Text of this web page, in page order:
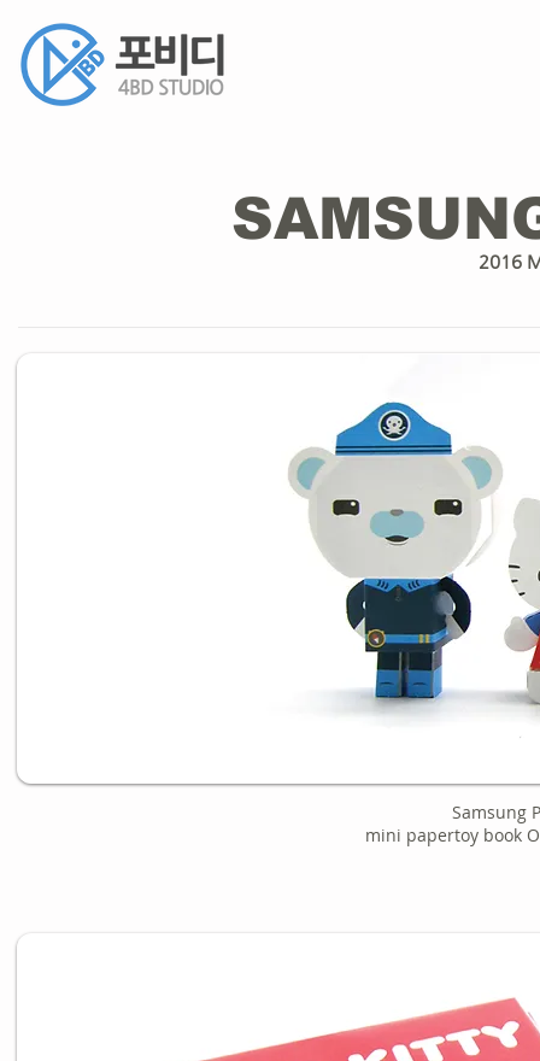
2016
Samsung
mini papertoy book